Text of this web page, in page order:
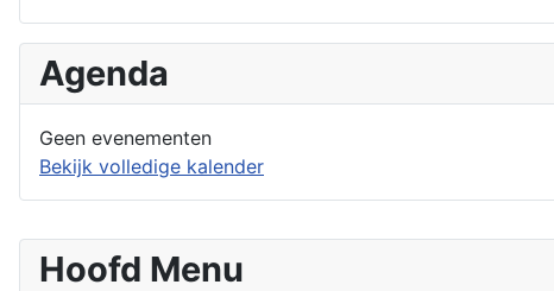
Hoofd Menu
Agenda
Geen evenementen
Bekijk volledige kalender